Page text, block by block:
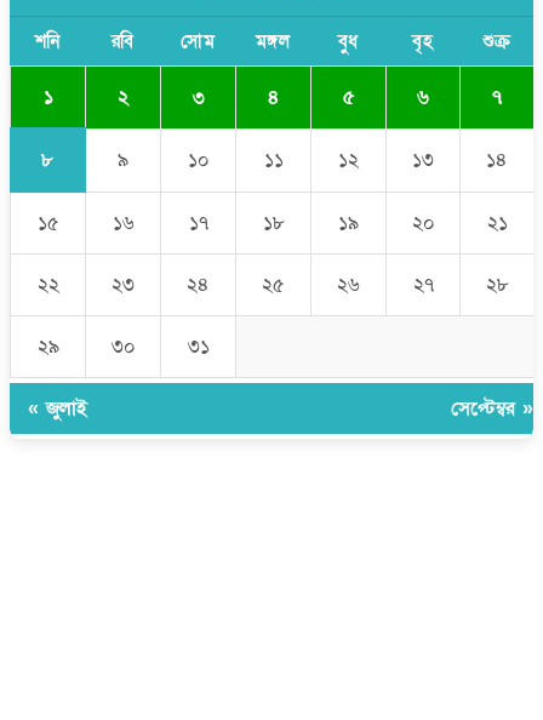
ভারতের পূর্ব সীমান্তে এখন ‘আরেকটি পাকিস্তান’ গড়ে উঠেছে: সজীব
ওয়াজেদ জয়
শনি রবি সোম মঙ্গল বুধ বৃহ শুক্র
১ ২ ৩ ৪ ৫ ৬ ৭
৮ ৯ ১০ ১১ ১২ ১৩ ১৪
১৫ ১৬ ১৭ ১৮ ১৯ ২০ ২১
২২ ২৩ ২৪ ২৫ ২৬ ২৭ ২৮
২৯ ৩০ ৩১
« জুলাই সেপ্টেম্বর »